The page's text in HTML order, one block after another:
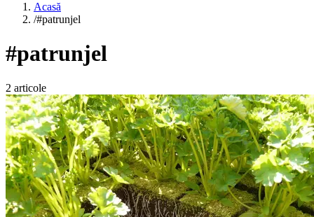
Acasă
/#patrunjel
#patrunjel
2 articole